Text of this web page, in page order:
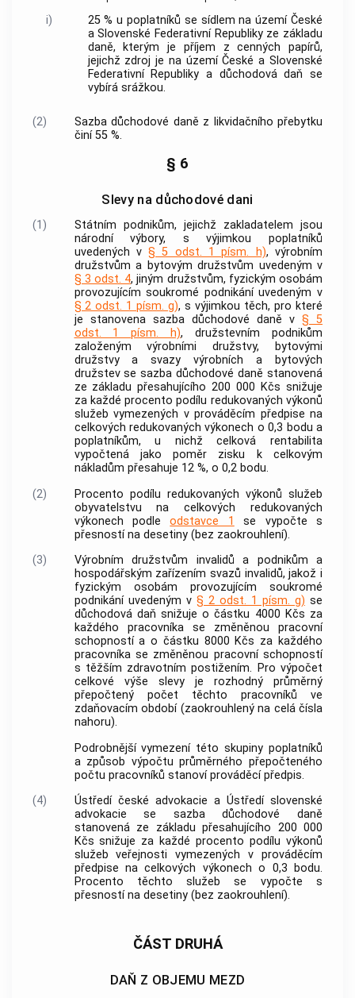
i)
25 % u poplatníků se sídlem na území České
a Slovenské Federativní Republiky ze základu
daně, kterým je příjem zcenných papírů,
jejichž zdroj je na území České a Slovenské
Federativní Republiky a důchodová daň se
vybírá srážkou.
(2)
Sazba důchodové daně z likvidačního přebytku
činí 55 %.
§ 6
Slevy na důchodové dani
(1)
Státním podnikům, jejichž zakladatelem jsou
národní výbory, s výjimkou poplatníků
uvedených v§ 5 odst. 1 písm. h), výrobním
družstvům a bytovým družstvům uvedeným v
§ 3 odst. 4, jiným družstvům, fyzickým osobám
provozujícím soukromé podnikání uvedeným v
§ 2 odst. 1 písm. g), s výjimkou těch, pro které
je stanovena sazba důchodové daně v § 5
odst. 1 písm. h), družstevním podnikům
založeným výrobními družstvy, bytovými
družstvy a svazy výrobních a bytových
družstev se sazba důchodové daně stanovená
ze základu přesahujícího 200 000 Kčs snižuje
za každé procento podílu redukovaných výkonů
služeb vymezených v prováděcím předpise na
celkových redukovaných výkonech o 0,3 bodu a
poplatníkům, u nichž celková rentabilita
vypočtená jako poměr zisku k celkovým
nákladům přesahuje 12 %, o 0,2 bodu.
(2)
Procento podílu redukovaných výkonů služeb
obyvatelstvu na celkových redukovaných
výkonech podleodstavce 1
se vypočte s
přesností na desetiny (bez zaokrouhlení).
(3)
Výrobním družstvům invalidů a podnikům a
hospodářským zařízením svazů invalidů, jakož i
fyzickým osobám provozujícím soukromé
podnikání uvedeným v § 2 odst. 1 písm. g) se
důchodová daň snižuje o částku 4000 Kčs za
každého pracovníka se změněnou pracovní
schopností a o částku 8000 Kčs za každého
pracovníka se změněnou pracovní schopností
s těžším zdravotním postižením. Pro výpočet
celkové výše slevy je rozhodný průměrný
přepočtený počet těchto pracovníků ve
zdaňovacím období (zaokrouhlený na celá čísla
nahoru).
Podrobnější vymezení této skupiny poplatníků
a způsob výpočtu průměrného přepočteného
počtu pracovníků stanoví prováděcí předpis.
(4)
Ústředí české advokacie a Ústředí slovenské
advokacie se sazba důchodové daně
stanovená ze základu přesahujícího 200 000
Kčs snižuje za každé procento podílu výkonů
služeb veřejnosti vymezených v prováděcím
předpise na celkových výkonech o 0,3 bodu.
Procento těchto služeb se vypočte s
přesností na desetiny (bez zaokrouhlení).
ČÁST DRUHÁ
DAŇ Z OBJEMU MEZD